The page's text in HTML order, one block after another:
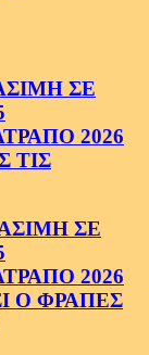
ΣΕ
2026
ΤΙΣ
ΣΕ
2026
Ο ΦΡΑΠΕΣ